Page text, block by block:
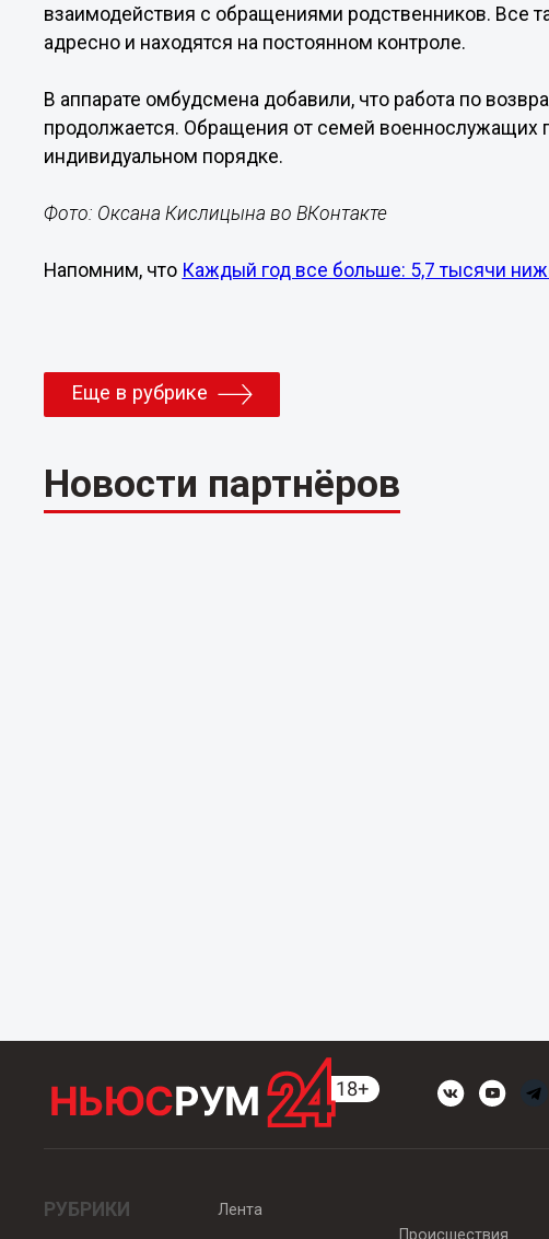
взаимодействия с обращениями родственников. Все
адресно и находятся на постоянном контроле.
В аппарате омбудсмена добавили, что работа по
продолжается. Обращения от семей военнослужащих
индивидуальном порядке.
Фото: Оксана Кислицына во ВКонтакте
Напомним, что Каждый год все больше: 5,7 тысячи
Еще в рубрике
Новости партнёров
РУБРИКИ
Лента
Происшествия